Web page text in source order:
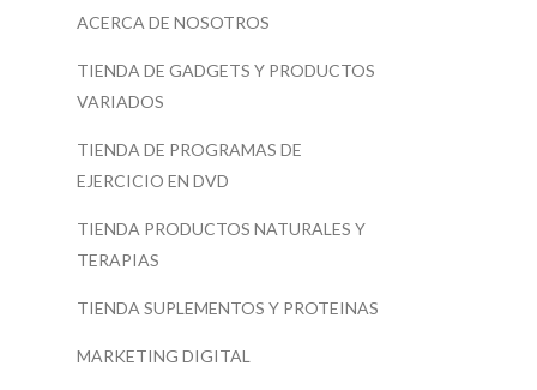
ACERCA DE NOSOTROS
TIENDA DE GADGETS Y PRODUCTOS
VARIADOS
TIENDA DE PROGRAMAS DE
EJERCICIO EN DVD
TIENDA PRODUCTOS NATURALES Y
TERAPIAS
TIENDA SUPLEMENTOS Y PROTEINAS
MARKETING DIGITAL